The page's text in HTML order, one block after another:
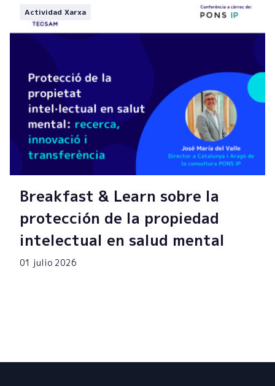
Actividad Xarxa
Breakfast & Learn sobre la
protección de la propiedad
intelectual en salud mental
01 julio 2026